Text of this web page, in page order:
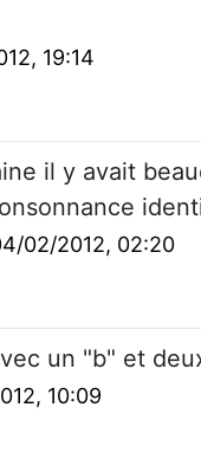
19:14
il y avait
02/2012, 02:20
un "b" et
10:09